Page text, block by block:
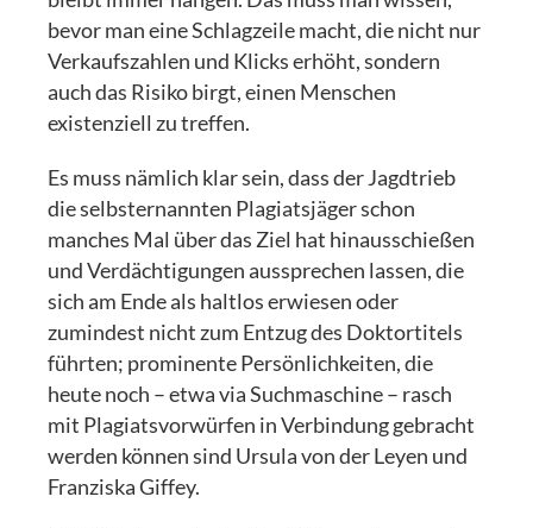
bevor man eine Schlagzeile macht, die nicht nur
Verkaufszahlen und Klicks erhöht, sondern
auch das Risiko birgt, einen Menschen
existenziell zu treffen.
Es muss nämlich klar sein, dass der Jagdtrieb
die selbsternannten Plagiatsjäger schon
manches Mal über das Ziel hat hinausschießen
und Verdächtigungen aussprechen lassen, die
sich am Ende als haltlos erwiesen oder
zumindest nicht zum Entzug des Doktortitels
führten; prominente Persönlichkeiten, die
heute noch – etwa via Suchmaschine – rasch
mit Plagiatsvorwürfen in Verbindung gebracht
werden können sind Ursula von der Leyen und
Franziska Giffey.